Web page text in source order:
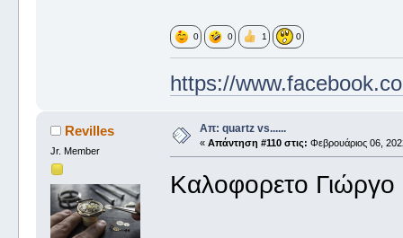
0 0 1 0
https://
Revilles
Jr. Member
Απ: quartz vs......
« Απάντηση #110 στις: Φεβρουάριος 06,
Καλοφορετο